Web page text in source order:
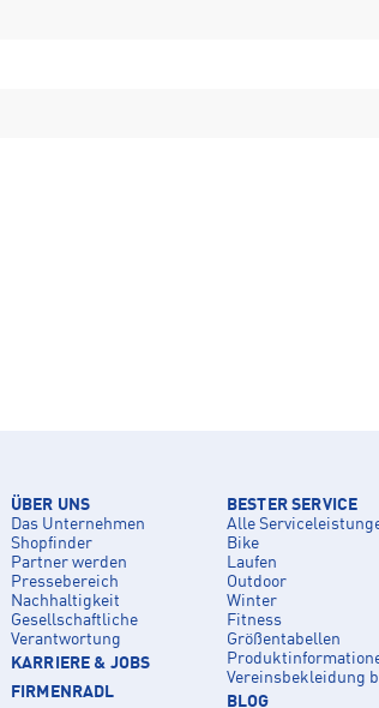
ÜBER UNS
Das Unternehmen
Shopfinder
Partner werden
Pressebereich
Nachhaltigkeit
Gesellschaftliche
Verantwortung
KARRIERE & JOBS
FIRMENRADL
BESTER SERVICE
Alle
Bike
Laufen
Outdoor
Winter
Fitness
Größentabellen
Vereinsbekleidung
BLOG